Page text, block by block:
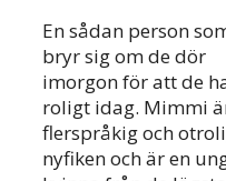
En sådan person
bryr sig om de dör
imorgon för att de
roligt idag. Mimmi
flerspråkig och
nyfiken och är en